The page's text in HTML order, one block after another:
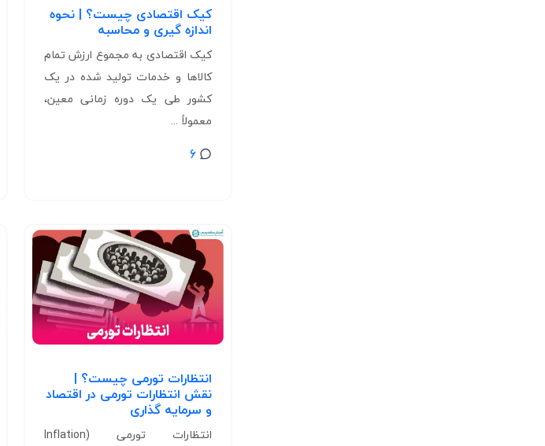
کیک اقتصادی چیست؟ | نحوه
اندازه گیری و محاسبه
کیک اقتصادی به مجموع ارزش تمام
کالاها و خدمات تولید شده در یک
کشور طی یک دوره زمانی معین،
معمولاً ...
6
انتظارات تورمی چیست؟ |
نقش انتظارات تورمی در اقتصاد
و سرمایه گذاری
انتظارات تورمی (Inflation